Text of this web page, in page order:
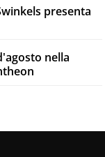
presenta
nella